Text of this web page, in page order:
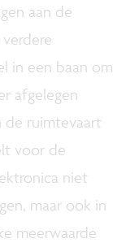
aan de
in een baan om
afgelegen
de ruimtevaart
voor de
niet
maar ook in
meerwaarde